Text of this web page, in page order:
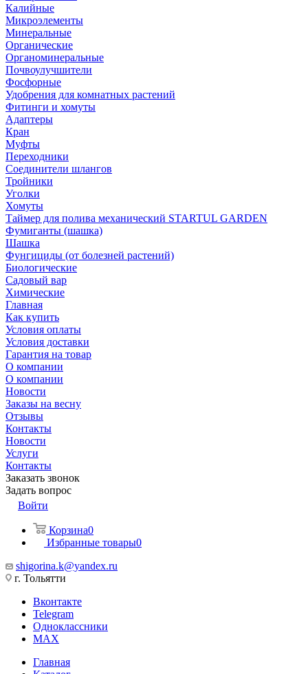
Калийные
Микроэлементы
Минеральные
Органические
Органоминеральные
Почвоулучшители
Фосфорные
Удобрения для комнатных растений
Фитинги и хомуты
Адаптеры
Кран
Муфты
Переходники
Соединители шлангов
Тройники
Уголки
Хомуты
Таймер для полива механический STARTUL GARDEN
Фумиганты (шашка)
Шашка
Фунгициды (от болезней растений)
Биологические
Садовый вар
Химические
Главная
Как купить
Условия оплаты
Условия доставки
Гарантия на товар
О компании
О компании
Новости
Заказы на весну
Отзывы
Контакты
Новости
Услуги
Контакты
Заказать звонок
Задать вопрос
Войти
Корзина0
Избранные товары0
shigorina.k@yandex.ru
г. Тольятти
Вконтакте
Telegram
Одноклассники
MAX
Главная